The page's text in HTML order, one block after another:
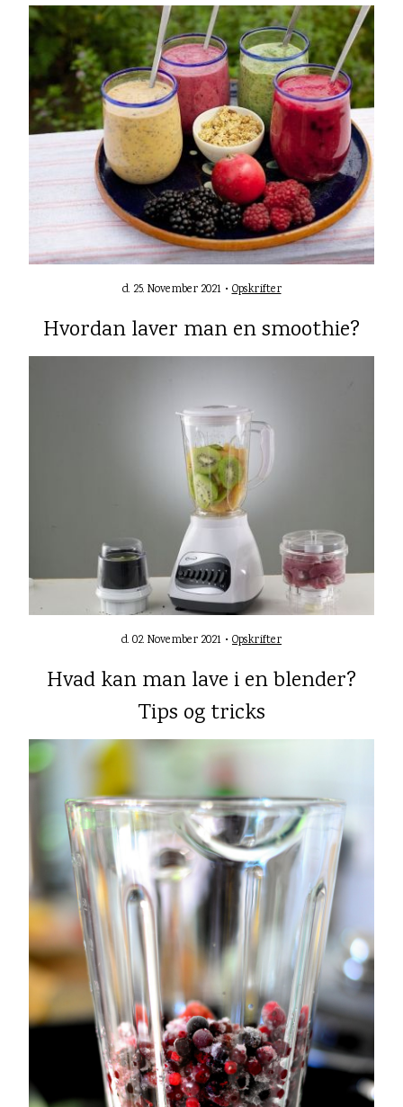
d. 25. November 2021 •Opskrifter
Hvordan laver man en smoothie?
d. 02. November 2021 • Opskrifter
Hvad kan man lave i en blender?
Tips og tricks